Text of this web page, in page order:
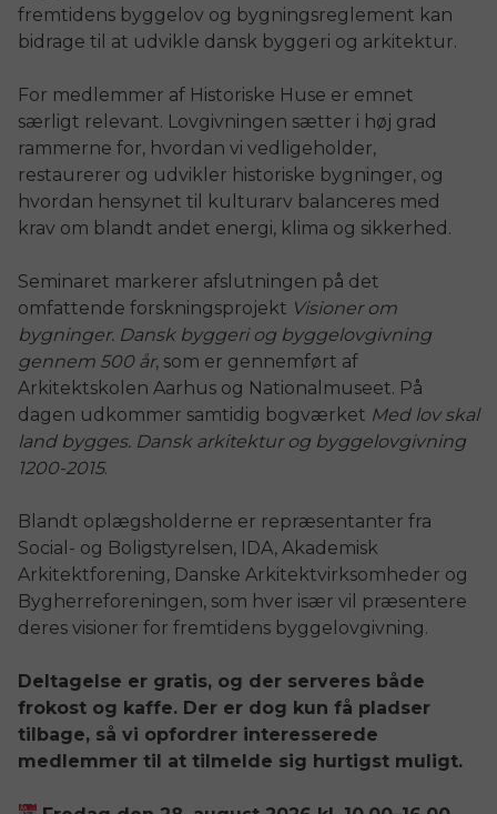
fremtidens byggelov og bygningsreglement kan
bidrage til at udvikle dansk byggeri og arkitektur.
For medlemmer af Historiske Huse er emnet
særligt relevant. Lovgivningen sætter i høj grad
rammerne for, hvordan vi vedligeholder,
restaurerer og udvikler historiske bygninger, og
hvordan hensynet til kulturarv balanceres med
krav om blandt andet energi, klima og sikkerhed.
Seminaret markerer afslutningen på det
omfattende forskningsprojekt Visioner om
bygninger. Dansk byggeri og byggelovgivning
gennem 500 år, som er gennemført af
Arkitektskolen Aarhus og Nationalmuseet. På
dagen udkommer samtidig bogværket Med lov skal
land bygges. Dansk arkitektur og byggelovgivning
1200-2015.
Blandt oplægsholderne er repræsentanter fra
Social- og Boligstyrelsen, IDA, Akademisk
Arkitektforening, Danske Arkitektvirksomheder og
Bygherreforeningen, som hver især vil præsentere
deres visioner for fremtidens byggelovgivning.
Deltagelse er gratis, og der serveres både
frokost og kaffe. Der er dog kun få pladser
tilbage, så vi opfordrer interesserede
medlemmer til at tilmelde sig hurtigst muligt.